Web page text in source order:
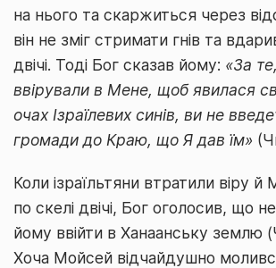
на нього та скаржиться через
він не зміг стримати гнів та
двічі. Тоді Бог сказав йому: «За
ввірували в Мене, щоб явилася
очах Ізраїлевих синів, ви не
громади до Краю, що Я дав їм»
Коли ізраїльтяни втратили віру
по скелі двічі, Бог оголосив, що
йому ввійти в Ханаанську землю
Хоча Мойсей відчайдушно